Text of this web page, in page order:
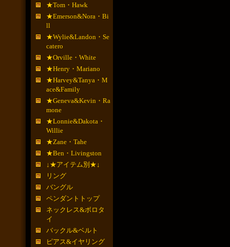
★Tom・Hawk
★Emerson&Nora・Bi
ll
★Wylie&Landon・Se
catero
★Orville・White
★Henry・Mariano
★Harvey&Tanya・M
ace&Family
★Geneva&Kevin・Ra
mone
★Lonnie&Dakota・
Willie
★Zane・Tahe
★Ben・Livingston
↓★アイテム別★↓
リング
バングル
ペンダントトップ
ネックレス&ボロタ
イ
バックル&ベルト
ピアス&イヤリング